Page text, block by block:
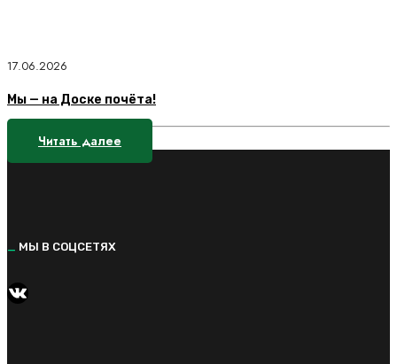
17.06.2026
Мы — на Доске почёта!
Читать далее
_ МЫ В СОЦСЕТЯХ
https://vk.com/kvantorium92